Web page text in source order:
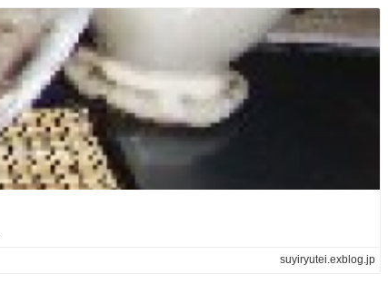
suyiryutei.exblog.jp